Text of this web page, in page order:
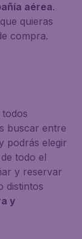
aérea.
quieras
compra.
buscar entre
podrás elegir
todo el
y reservar
distintos
y